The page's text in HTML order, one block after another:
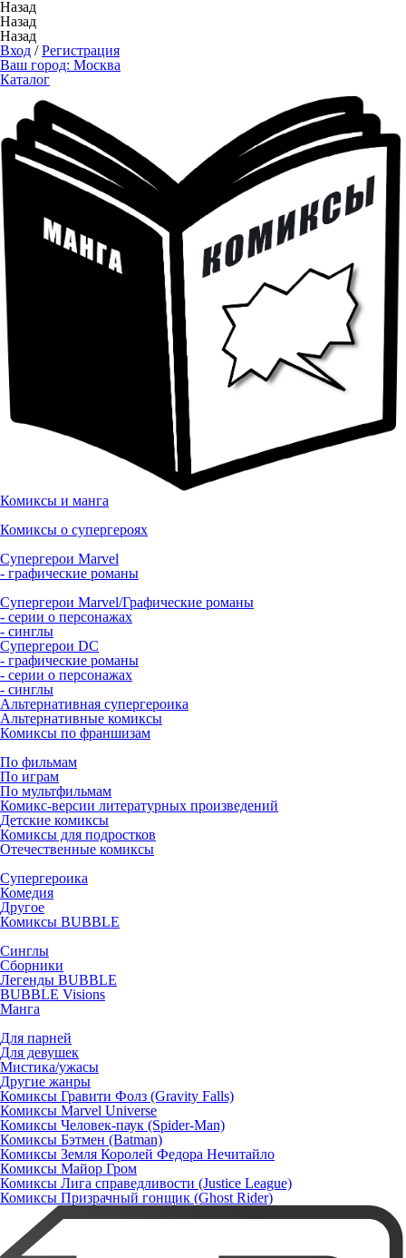
Назад
Назад
Назад
Вход /Регистрация
Ваш город: Москва
Каталог
Комиксы и манга
Комиксы о супергероях
Супергерои Marvel
- графические романы
Супергерои Marvel/Графические романы
- серии о персонажах
- синглы
Супергерои DC
- графические романы
- серии о персонажах
- синглы
Альтернативная супергероика
Альтернативные комиксы
Комиксы по франшизам
По фильмам
По играм
По мультфильмам
Комикс-версии литературных произведений
Детские комиксы
Комиксы для подростков
Отечественные комиксы
Супергероика
Комедия
Другое
Комиксы BUBBLE
Синглы
Сборники
Легенды BUBBLE
BUBBLE Visions
Манга
Для парней
Для девушек
Мистика/ужасы
Другие жанры
Комиксы Гравити Фолз (Gravity Falls)
Комиксы Marvel Universe
Комиксы Человек-паук (Spider-Man)
Комиксы Бэтмен (Batman)
Комиксы Земля Королей Федора Нечитайло
Комиксы Майор Гром
Комиксы Лига справедливости (Justice League)
Комиксы Призрачный гонщик (Ghost Rider)